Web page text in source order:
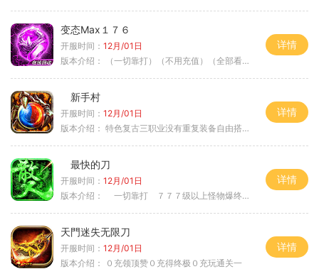
变态Max１７６
开服时间： 12月/01日
版本介绍：
（一切靠打）（不用充值）（全部看脸）
详情
新手村
开服时间： 12月/01日
版本介绍： 特色复古三职业没有重复装备自由搭配私
详情
最快的刀
开服时间： 12月/01日
版本介绍：
一切靠打 ７７７级以上怪物爆终极
详情
天門迷失无限刀
开服时间： 12月/01日
版本介绍：
０充领顶赞０充得终极０充玩通关一
详情